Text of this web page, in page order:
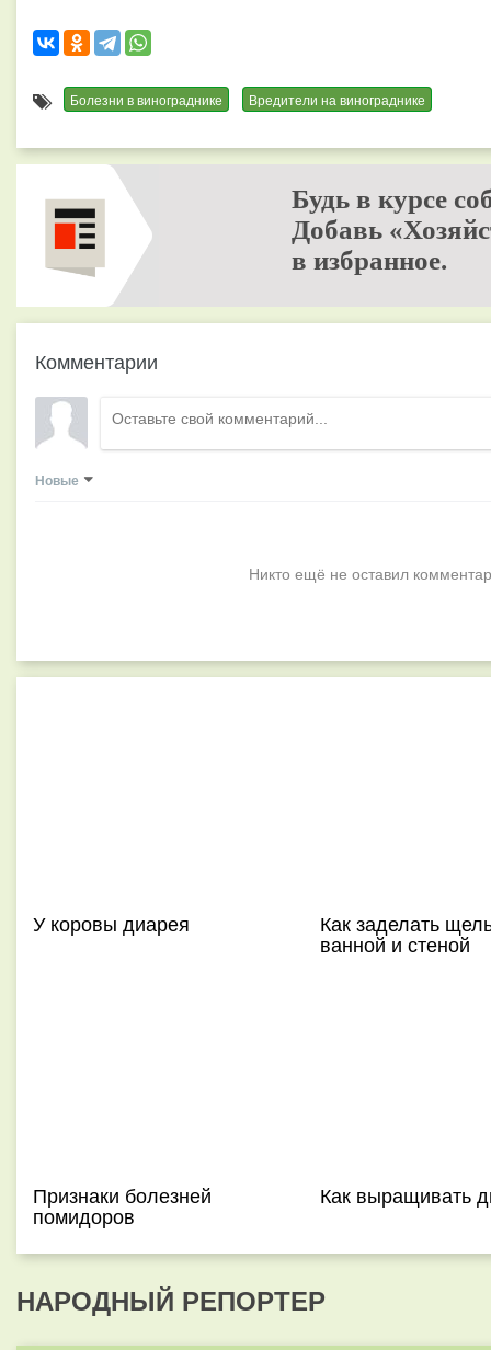
Болезни в винограднике Вредители на винограднике
Будь в курсе
Добавь
в избранное.
Комментарии
Новые
Никто ещё не оставил
У коровы диарея Как заделать
ванной и стеной
Признаки болезней
помидоров
Как выращивать
НАРОДНЫЙ РЕПОРТЕР